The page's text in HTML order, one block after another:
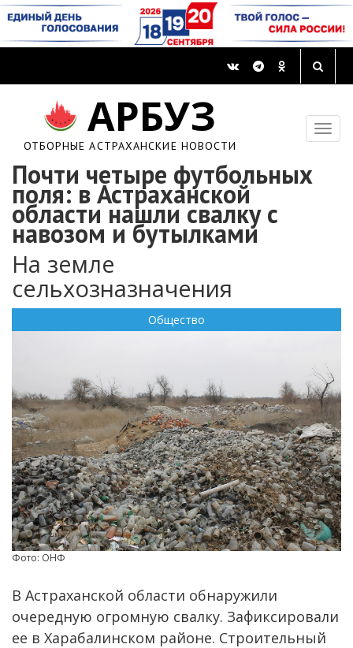
АРБУЗ
ОТБОРНЫЕ АСТРАХАНСКИЕ НОВОСТИ
Почти четыре футбольных
поля: в Астраханской
области нашли свалку с
навозом и бутылками
На земле
сельхозназначения
Общество
Фото: ОНФ
В Астраханской области обнаружили
очередную огромную свалку. Зафиксировали
ее в Харабалинском районе. Строительный